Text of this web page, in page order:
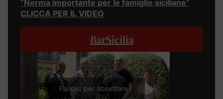
“Norma importante per le famiglie siciliane”
CLICCA PER IL VIDEO
BarSicilia
Fai clic per accettare i